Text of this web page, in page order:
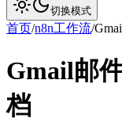
切换模式
首页/n8n工作流/
Gmail邮
档